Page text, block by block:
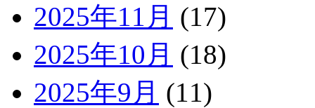
2025年11月 (17)
2025年10月 (18)
2025年9月 (11)